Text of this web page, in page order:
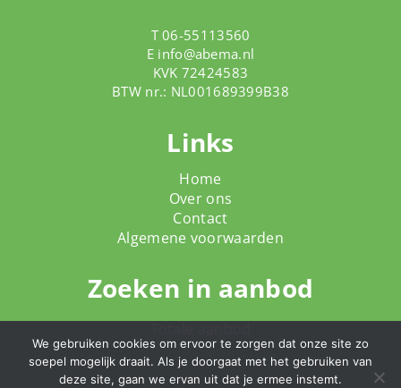
T 06-55113560
E info@abema.nl
KVK 72424583
BTW nr.: NL001689399B38
Links
Home
Over ons
Contact
Algemene voorwaarden
Zoeken in aanbod
We gebruiken cookies om ervoor te zorgen dat onze site zo
soepel mogelijk draait. Als je doorgaat met het gebruiken van
deze site, gaan we ervan uit dat je ermee instemt.